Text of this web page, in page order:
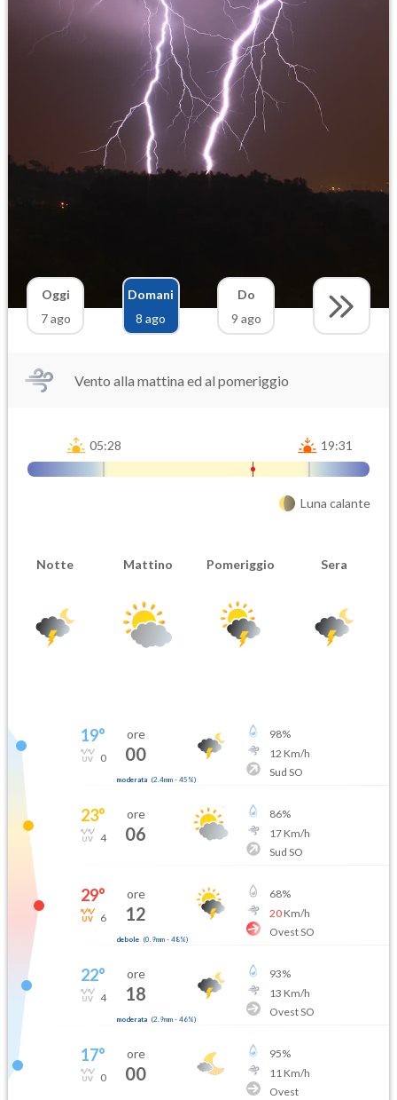
Oggi
7 ago
Domani
8 ago
Do
9 ago
Vento alla mattina ed al pomeriggio
05:28 19:31
Luna calante
Notte Mattino Pomeriggio Sera
19°
0
ore
00
moderata (2.4mm- 45 %)
98%
12 Km/h
Sud SO
23°
4
ore
06
86%
17Km/h
Sud SO
29°
6
ore
12
debole (0.9mm- 48%)
68%
20Km/h
Ovest SO
22°
4
ore
18
moderata (2.9mm- 46%)
93%
13 Km/h
Ovest SO
17°
0
ore
00
95%
11 Km/h
Ovest